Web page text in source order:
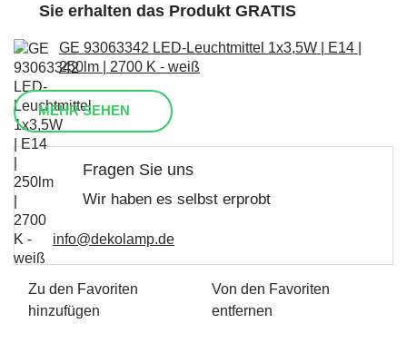
Sie erhalten das Produkt GRATIS
GE 93063342 LED-Leuchtmittel 1x3,5W | E14 |
250lm | 2700 K - weiß
MEHR SEHEN
Fragen Sie uns
Wir haben es selbst erprobt
info@dekolamp.de
Zu den Favoriten
hinzufügen
Von den Favoriten
entfernen